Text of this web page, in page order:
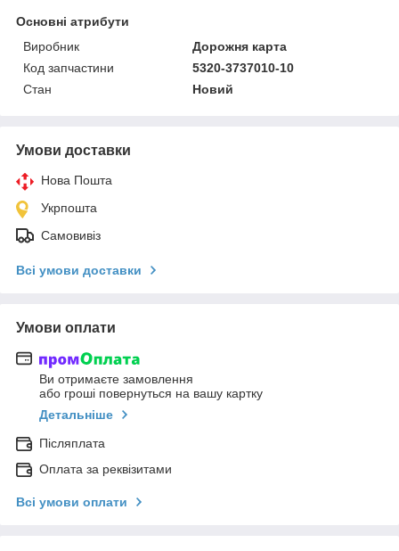
Основні атрибути
Виробник
Дорожня карта
Код запчастини
5320-3737010-10
Стан
Новий
Умови доставки
Нова Пошта
Укрпошта
Самовивіз
Всі умови доставки
Умови оплати
Ви отримаєте замовлення
або гроші повернуться на вашу картку
Детальніше
Післяплата
Оплата за реквізитами
Всі умови оплати